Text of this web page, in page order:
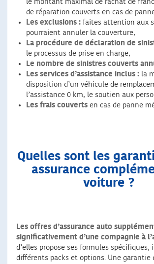
le montant maximal de rachat de
de réparation couverts en cas de
Les exclusions : faites attention aux
pourraient annuler la couverture,
La procédure de déclaration de
le processus de prise en charge,
Le nombre de sinistres couverts
Les services d’assistance inclus : la
disposition d’un véhicule de
l’assistance 0 km, le soutien aux
Les frais couverts en cas de panne
Quelles sont les
assurance
voiture ?
Les offres d’assurance auto
significativement d’une compagnie à
d’elles propose ses formules spécifiques,
différents packs et options. Une garantie